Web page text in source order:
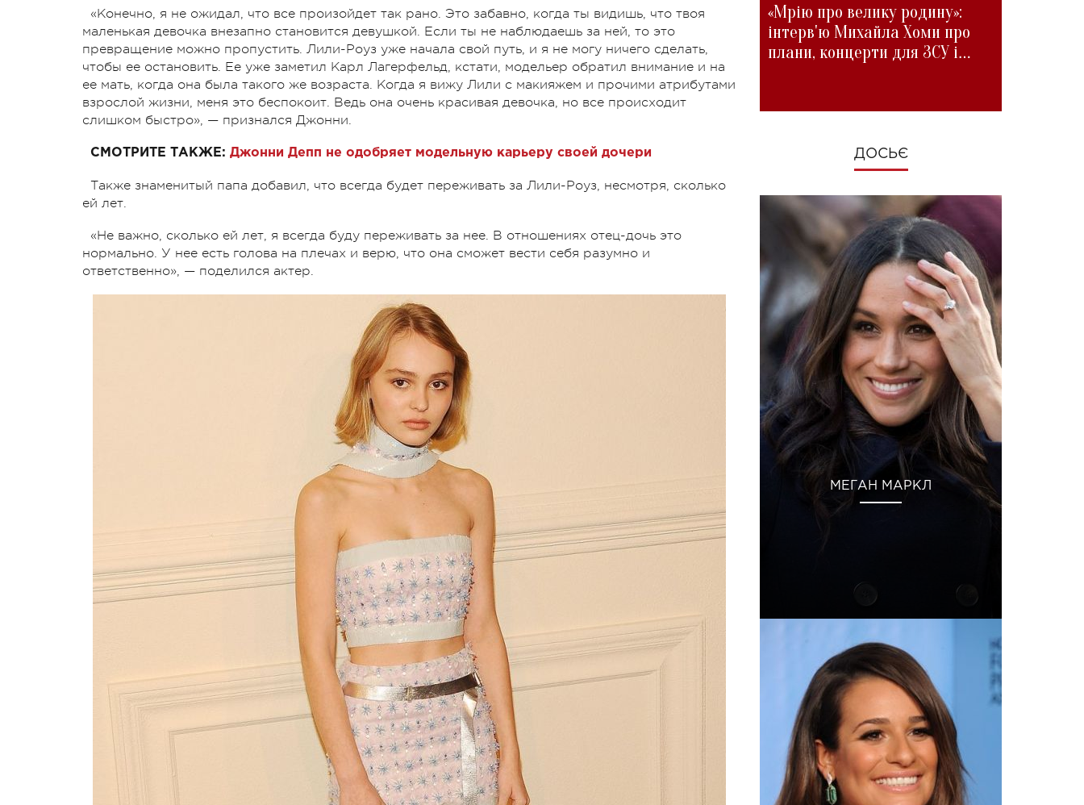
«Конечно, я не ожидал, что все произойдет так рано. Это забавно, когда ты видишь, что твоя
маленькая девочка внезапно становится девушкой. Если ты не наблюдаешь за ней, то это
превращение можно пропустить. Лили-Роуз уже начала свой путь, и я не могу ничего сделать,
чтобы ее остановить. Ее уже заметил Карл Лагерфельд, кстати, модельер обратил внимание и на
ее мать, когда она была такого же возраста. Когда я вижу Лили с макияжем и прочими атрибутами
взрослой жизни, меня это беспокоит. Ведь она очень красивая девочка, но все происходит
слишком быстро», — признался Джонни.
СМОТРИТЕ ТАКЖЕ: Джонни Депп не одобряет модельную карьеру своей дочери
Также знаменитый папа добавил, что всегда будет переживать за Лили-Роуз, несмотря, сколько
ей лет.
«Не важно, сколько ей лет, я всегда буду переживать за нее. В отношениях отец-дочь это
нормально. У нее есть голова на плечах и верю, что она сможет вести себя разумно и
ответственно», — поделился актер.
«Мрію про велику родину»:
інтерв'ю Михайла Хоми про
плани, концерти для ЗСУ і
ДОСЬЄ
МЕГАН МАРКЛ